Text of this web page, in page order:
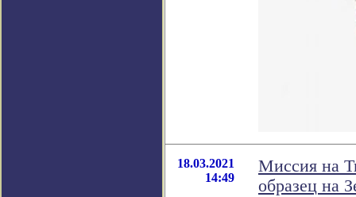
18.03.2021
14:49
Миссия на
образец на